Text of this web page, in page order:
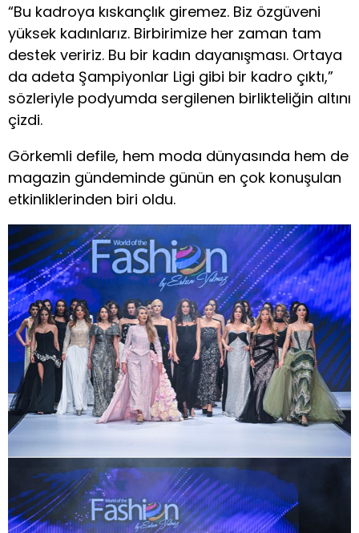
“Bu kadroya kıskançlık giremez. Biz özgüveni
yüksek kadınlarız. Birbirimize her zaman tam
destek veririz. Bu bir kadın dayanışması. Ortaya
da adeta Şampiyonlar Ligi gibi bir kadro çıktı,”
sözleriyle podyumda sergilenen birlikteliğin altını
çizdi.
Görkemli defile, hem moda dünyasında hem de
magazin gündeminde günün en çok konuşulan
etkinliklerinden biri oldu.